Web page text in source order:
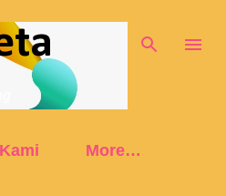
main content
More…